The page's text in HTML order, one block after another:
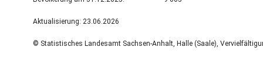
Aktualisierung: 23.06.2026
© Statistisches Landesamt Sachsen-Anhalt, Halle (Saale),